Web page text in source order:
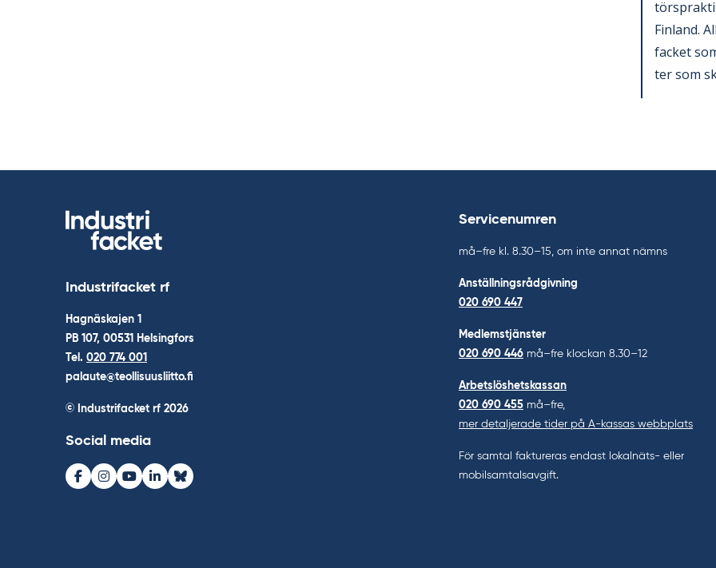
Fin­land.
fac­ket
ter som
Industrifacket rf
Hagnäskajen 1
PB 107, 00531 Helsingfors
Tel. 020 774 001
palaute@teollisuusliitto.fi
© Industrifacket rf 2026
Social media
Facebook
Instagram
Youtube
LinkedInBluesky
Servicenumren
må–fre kl. 8.30–15, om inte annat nämns
Anställningsrådgivning
020 690 447
Medlemstjänster
020 690 446 må–fre klockan 8.30–12
Arbetslöshetskassan
020 690 455 må–fre,
mer detaljerade tider på A-kassas webbplats
För samtal faktureras endast lokalnäts- eller
mobilsamtalsavgift.